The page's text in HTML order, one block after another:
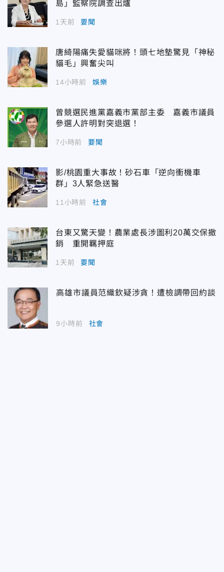
島」監察院調查出爐
1天前 要聞
唐綺陽痛失愛貓咪將！頭七地墊驚見「神秘
貓毛」興奮尖叫
14小時前 娛樂
曾競選民進黨嘉義市黨部主委 嘉義市議員
參選人許明對突退選！
7小時前 要聞
影/桃園重大事故！砂石車「逆向衝機車
群」3人緊急送醫
11小時前 社會
台東又驚天變！農業處長涉圖利20萬交保撤
銷 重開羈押庭
1天前 要聞
高雄市議員范織欽疑涉貪！遭檢調帶回約談
9小時前 社會